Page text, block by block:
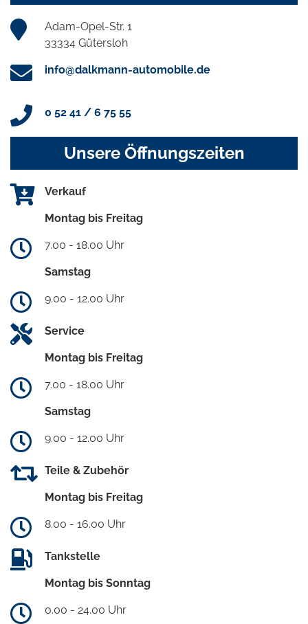
Adam-Opel-Str. 1
33334 Gütersloh
info@dalkmann-automobile.de
0 52 41 / 6 75 55
Unsere Öffnungszeiten
Verkauf
Montag bis Freitag
7.00 - 18.00 Uhr
Samstag
9.00 - 12.00 Uhr
Service
Montag bis Freitag
7.00 - 18.00 Uhr
Samstag
9.00 - 12.00 Uhr
Teile & Zubehör
Montag bis Freitag
8.00 - 16.00 Uhr
Tankstelle
Montag bis Sonntag
0.00 - 24.00 Uhr